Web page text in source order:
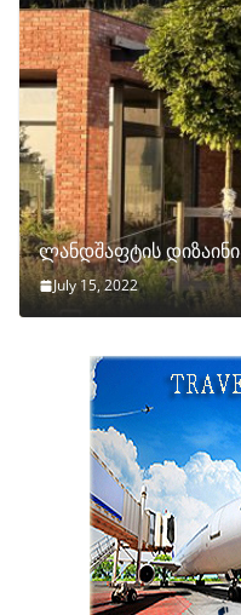
ლანდშაფტის დიზაინი
July 15, 2022